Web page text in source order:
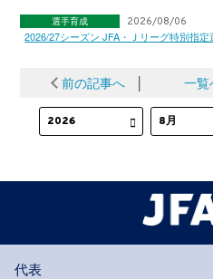
選手育成 2026/08/06
2026/27シーズン JFA・Ｊリーグ特別指
前の記事へ │ 一覧
代表